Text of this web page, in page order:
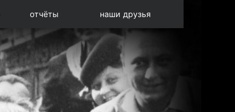
отчёты наши друзья